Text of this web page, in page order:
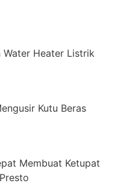
Water Heater Listrik
Kutu Beras
Membuat Ketupat